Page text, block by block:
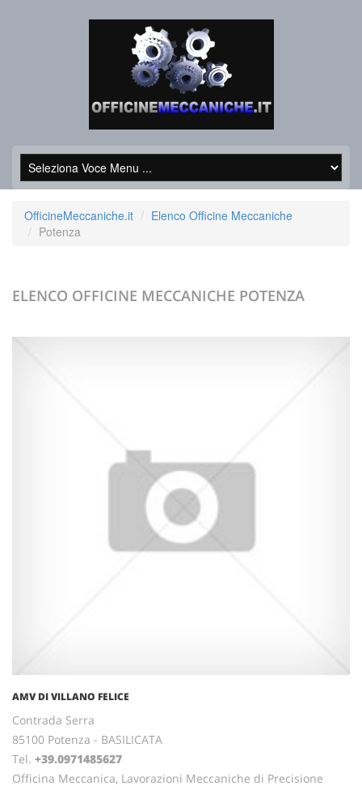
OfficineMeccaniche.it
Elenco Officine Meccaniche
Potenza
ELENCO OFFICINE MECCANICHE POTENZA
AMV DI VILLANO FELICE
Contrada Serra
85100 Potenza - BASILICATA
Tel. +39.0971485627
Officina Meccanica, Lavorazioni Meccaniche di Precisione